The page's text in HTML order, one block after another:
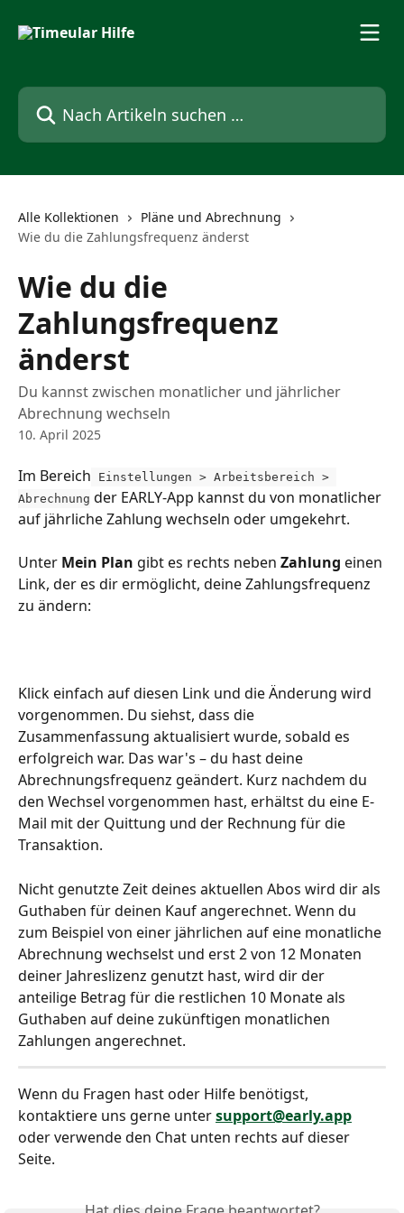
Nach Artikeln suchen …
Alle Kollektionen
Pläne und Abrechnung
Wie du die Zahlungsfrequenz änderst
Wie du die
Zahlungsfrequenz
änderst
Du kannst zwischen monatlicher und jährlicher
Abrechnung wechseln
10. April 2025
Im Bereich Einstellungen > Arbeitsbereich >
Abrechnung der EARLY-App kannst du von monatlicher
auf jährliche Zahlung wechseln oder umgekehrt.
Unter Mein Plan gibt es rechts neben Zahlung einen
Link, der es dir ermöglicht, deine Zahlungsfrequenz
zu ändern:
Klick einfach auf diesen Link und die Änderung wird
vorgenommen. Du siehst, dass die
Zusammenfassung aktualisiert wurde, sobald es
erfolgreich war. Das war's – du hast deine
Abrechnungsfrequenz geändert. Kurz nachdem du
den Wechsel vorgenommen hast, erhältst du eine E-
Mail mit der Quittung und der Rechnung für die
Transaktion.
Nicht genutzte Zeit deines aktuellen Abos wird dir als
Guthaben für deinen Kauf angerechnet. Wenn du
zum Beispiel von einer jährlichen auf eine monatliche
Abrechnung wechselst und erst 2 von 12 Monaten
deiner Jahreslizenz genutzt hast, wird dir der
anteilige Betrag für die restlichen 10 Monate als
Guthaben auf deine zukünftigen monatlichen
Zahlungen angerechnet.
Wenn du Fragen hast oder Hilfe benötigst,
kontaktiere uns gerne unter support@early.app
oder verwende den Chat unten rechts auf dieser
Seite.